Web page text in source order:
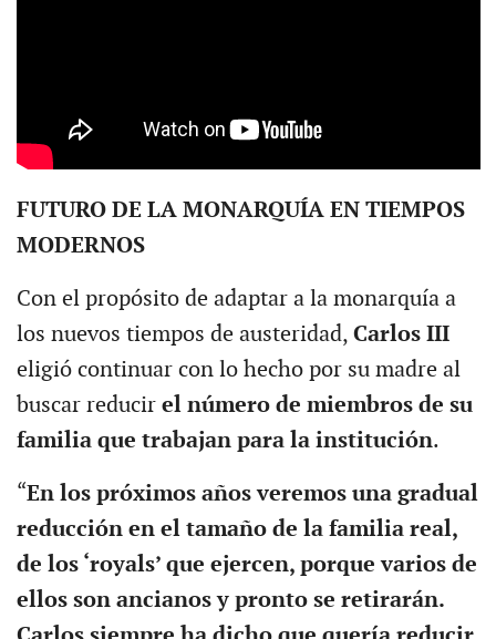
FUTURO DE LA MONARQUÍA EN TIEMPOS
MODERNOS
Con el propósito de adaptar a la monarquía a
los nuevos tiempos de austeridad, Carlos III
eligió continuar con lo hecho por su madre al
buscar reducir el número de miembros de su
familia que trabajan para la institución.
“En los próximos años veremos una gradual
reducción en el tamaño de la familia real,
de los ‘royals’ que ejercen, porque varios de
ellos son ancianos y pronto se retirarán.